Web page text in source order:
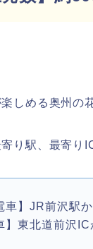
しめる奥州の
り駅、最寄り
車】JR前沢駅
】東北道前沢